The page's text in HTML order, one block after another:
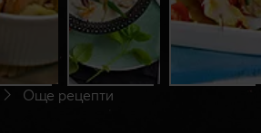
Начинаещи
С видео
Още рецепти